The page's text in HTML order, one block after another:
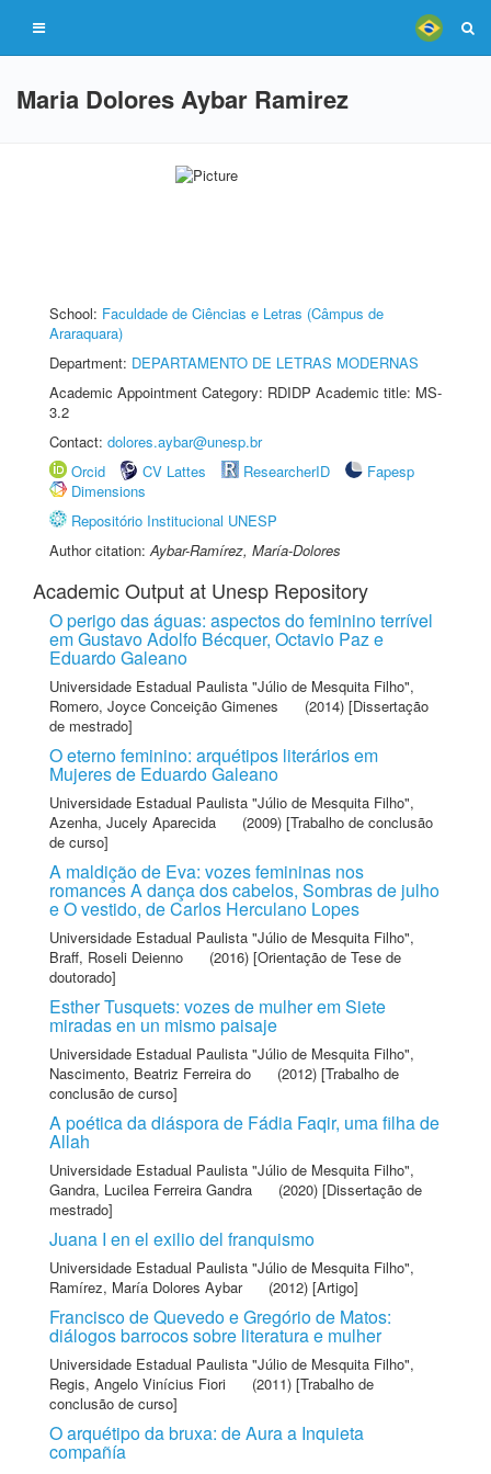
Maria Dolores Aybar Ramirez
School: Faculdade de Ciências e Letras (Câmpus de
Araraquara)
Department: DEPARTAMENTO DE LETRAS MODERNAS
Academic Appointment Category: RDIDP Academic title: MS-
3.2
Contact: dolores.aybar@unesp.br
Orcid
CV Lattes ResearcherID
Fapesp
Dimensions
Repositório Institucional UNESP
Author citation:Aybar-Ramírez, María-Dolores
Academic Output at Unesp Repository
O perigo das águas: aspectos do feminino terrível
em Gustavo Adolfo Bécquer, Octavio Paz e
Eduardo Galeano
Universidade Estadual Paulista "Júlio de Mesquita Filho",
Romero, Joyce Conceição Gimenes
(2014) [Dissertação
de mestrado]
O eterno feminino: arquétipos literários em
Mujeres de Eduardo Galeano
Universidade Estadual Paulista "Júlio de Mesquita Filho",
Azenha, Jucely Aparecida
(2009) [Trabalho de conclusão
de curso]
A maldição de Eva: vozes femininas nos
romances A dança dos cabelos, Sombras de julho
e O vestido, de Carlos Herculano Lopes
Universidade Estadual Paulista "Júlio de Mesquita Filho",
Braff, Roseli Deienno
(2016) [Orientação de Tese de
doutorado]
Esther Tusquets: vozes de mulher em Siete
miradas en un mismo paisaje
Universidade Estadual Paulista "Júlio de Mesquita Filho",
Nascimento, Beatriz Ferreira do
(2012) [Trabalho de
conclusão de curso]
A poética da diáspora de Fádia Faqir, uma filha de
Allah
Universidade Estadual Paulista "Júlio de Mesquita Filho",
Gandra, Lucilea Ferreira Gandra
(2020) [Dissertação de
mestrado]
Juana I en el exilio del franquismo
Universidade Estadual Paulista "Júlio de Mesquita Filho",
Ramírez, María Dolores Aybar
(2012) [Artigo]
Francisco de Quevedo e Gregório de Matos:
diálogos barrocos sobre literatura e mulher
Universidade Estadual Paulista "Júlio de Mesquita Filho",
Regis, Angelo Vinícius Fiori
(2011) [Trabalho de
conclusão de curso]
O arquétipo da bruxa: de Aura a Inquieta
compañía